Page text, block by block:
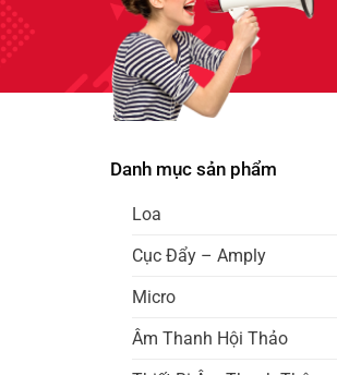
Danh mục sản phẩm
Loa
Cục Đẩy – Amply
Micro
Âm Thanh Hội Thảo